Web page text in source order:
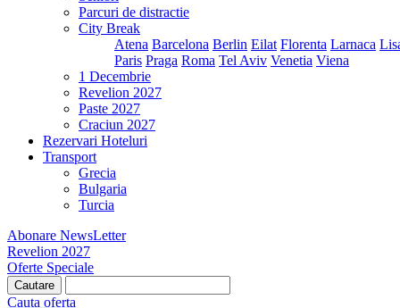
Parcuri de distractie
City Break
Atena Barcelona Berlin Eilat Florenta Larnaca
Paris Praga Roma Tel Aviv Venetia Viena
1 Decembrie
Revelion 2027
Paste 2027
Craciun 2027
Rezervari Hoteluri
Transport
Grecia
Bulgaria
Turcia
Abonare NewsLetter
Revelion 2027
Oferte Speciale
Cauta oferta